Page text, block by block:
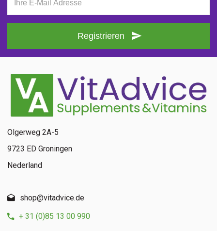
Registrieren
Olgerweg 2A-5
9723 ED Groningen
Nederland
shop@vitadvice.de
+ 31 (0)85 13 00 990